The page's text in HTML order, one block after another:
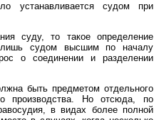
устанавливается судом при
суду, то такое определение
судом высшим по началу
о соединении и разделении
быть предметом отдельного
производства. Но отсюда, по
в видах более полной